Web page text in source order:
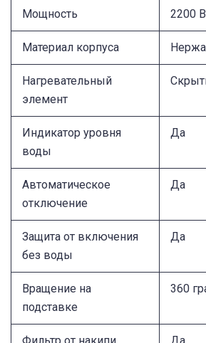
Мощность 2200
Материал корпуса
Нагревательный
элемент
Индикатор уровня
воды
Да
Автоматическое
отключение
Да
Защита от включения
без воды
Да
Вращение на
подставке
360